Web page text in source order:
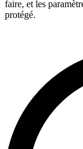
faire, et les
protégé.